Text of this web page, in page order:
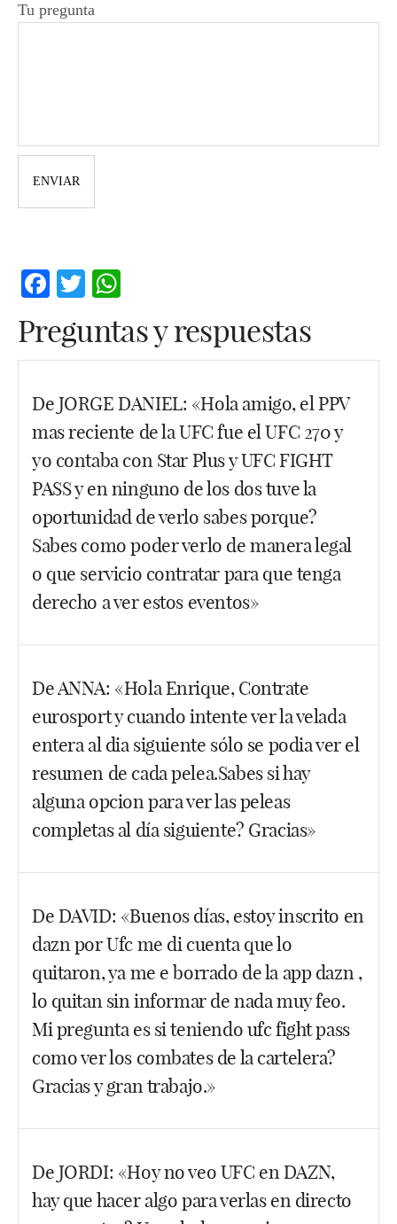
Tu pregunta
Facebook
Twitter
Preguntas y respuestas
De JORGE DANIEL: «Hola amigo, el PPV
mas reciente de la UFC fue el UFC 270 y
yo contaba con Star Plus y UFC FIGHT
PASS y en ninguno de los dos tuve la
oportunidad de verlo sabes porque?
Sabes como poder verlo de manera legal
o que servicio contratar para que tenga
derecho a ver estos eventos»
que no está en España, ¿no? En España, el UFC lo
da Eurosport pero más allá lo desconozco. Igual ha
pasado como aquí, ha habido un cambio en la TV
que tiene los derechos y allí de donde seas, hoy en
día lo da otro canal (y eso de paso impide que lo
puedas ver en el Fight Pass). Aquí en 2021 era
DAZN y en 2022 es Eurosport.
Facebook
Twitter
WhatsApp
De ANNA: «Hola Enrique, Contrate
eurosport y cuando intente ver la velada
entera al dia siguiente sólo se podia ver el
resumen de cada pelea.Sabes si hay
alguna opcion para ver las peleas
completas al día siguiente? Gracias»
la velada entera. Y ahora (viernes noche) también.
Viéndolo desde mi portatil y yendo a
eurosportplayer.com está todo el evento. Desde la
app de eurosportplayer se supone que también.
Facebook
Twitter
WhatsApp
De DAVID: «Buenos días, estoy inscrito en
dazn por Ufc me di cuenta que lo
quitaron, ya me e borrado de la app dazn ,
lo quitan sin informar de nada muy feo.
Mi pregunta es si teniendo ufc fight pass
como ver los combates de la cartelera?
Gracias y gran trabajo.»
suscrito a Eurosport vía Eurosport Player vas a ver
TODOS los eventos por 39.99 el pago anual, o si
De JORDI: «Hoy no veo UFC en DAZN,
hay que hacer algo para verlas en directo